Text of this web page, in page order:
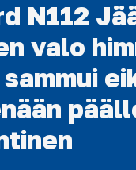
N112
valo